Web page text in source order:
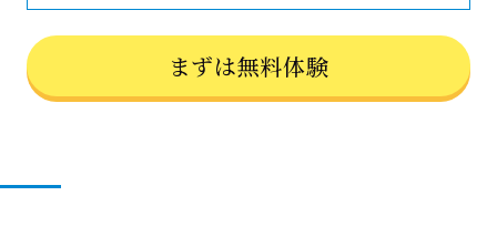
まずは無料体験